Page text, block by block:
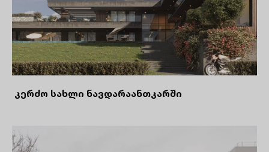
კერძო სახლი ნავდარაანთკარში